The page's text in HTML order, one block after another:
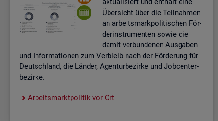
ak­tua­li­siert und ent­hält eine
Über­sicht über die Teil­nah­men
an ar­beits­mark­po­li­ti­schen För­
der­instru­men­ten sowie die
damit ver­bun­de­nen Aus­ga­ben
und In­for­ma­tio­nen zum Ver­bleib nach der För­de­rung für
Deutsch­land, die Län­der, Agen­tur­be­zir­ke und Job­cent­er­
be­zir­ke.
Ar­beits­markt­po­li­tik vor Ort